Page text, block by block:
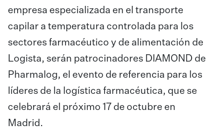
empresa especializada en el transporte
capilar a temperatura controlada para los
sectores farmacéutico y de alimentación de
Logista, serán patrocinadores DIAMOND de
Pharmalog, el evento de referencia para los
líderes de la logística farmacéutica, que se
celebrará el próximo 17 de octubre en
Madrid.